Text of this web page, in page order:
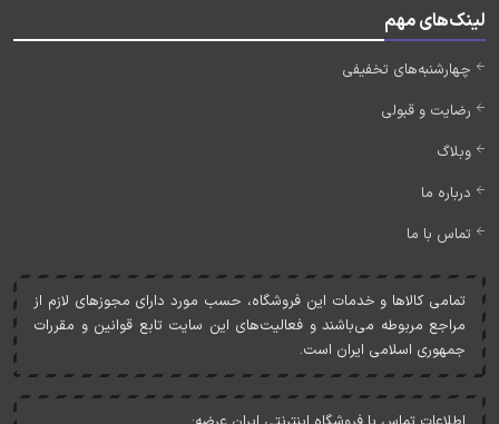
لینک‌های مهم
چهارشنبه‌های تخفیفی
رضایت و قبولی
وبلاگ
درباره ما
تماس با ما
تمامی کالاها و خدمات اين فروشگاه، حسب مورد دارای مجوزهای لازم از
مراجع مربوطه می‌باشند و فعاليت‌های اين سايت تابع قوانين و مقررات
جمهوری اسلامی ايران است.